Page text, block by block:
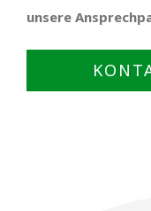
unsere